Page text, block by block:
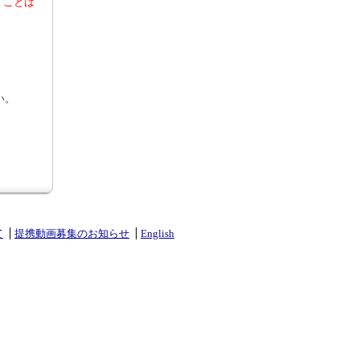
提携動画募集のお知らせ English